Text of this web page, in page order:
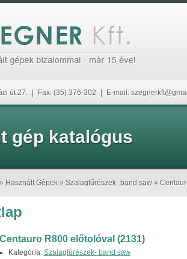
út 27. Fax: (35) 376-302 E-mail:
gép katalógus
» Használt Gépek » Szalagfűrészek- band saw »
Centauro R800 előtolóval (2131)
Kategória: Szalagfűrészek- band saw